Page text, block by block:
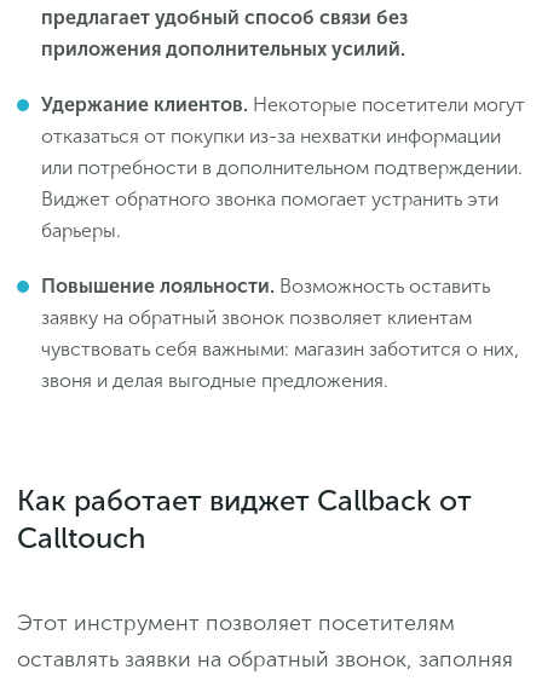
предлагает удобный способ связи без
приложения дополнительных усилий.
Удержание клиентов. Некоторые посетители могут
отказаться от покупки из-за нехватки информации
или потребности в дополнительном подтверждении.
Виджет обратного звонка помогает устранить эти
барьеры.
Повышение лояльности. Возможность оставить
заявку на обратный звонок позволяет клиентам
чувствовать себя важными: магазин заботится о них,
звоня и делая выгодные предложения.
Как работает виджет Callback от
Calltouch
Этот инструмент позволяет посетителям
оставлять заявки на обратный звонок, заполняя